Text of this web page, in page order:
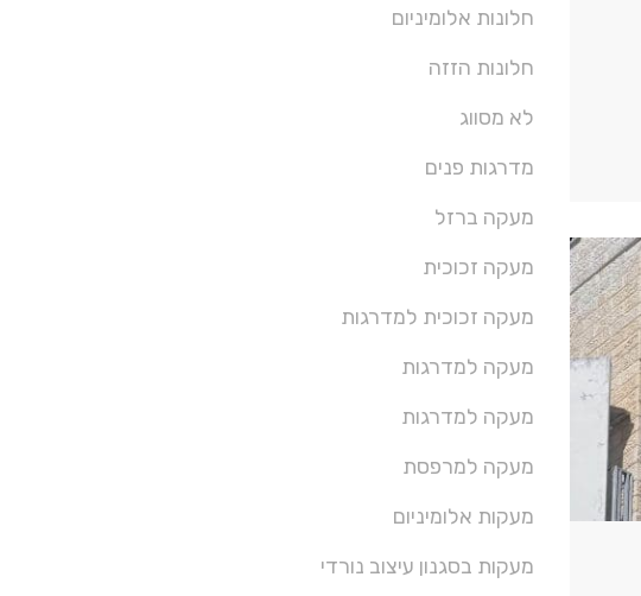
חלונות אלומיניום
חלונות הזזה
לא מסווג
מדרגות פנים
מעקה ברזל
מעקה זכוכית
מעקה זכוכית למדרגות
מעקה למדרגות
מעקה למדרגות
מעקה למרפסת
מעקות אלומיניום
מעקות בסגנון עיצוב נורדי